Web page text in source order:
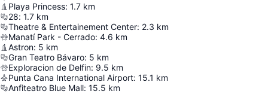
Playa Princess: 1.7 km
28: 1.7 km
Theatre & Entertainement Center: 2.3 km
Manatí Park - Cerrado: 4.6 km
Astron: 5 km
Gran Teatro Bávaro: 5 km
Exploracion de Delfin: 9.5 km
Punta Cana International Airport: 15.1 km
Anfiteatro Blue Mall: 15.5 km